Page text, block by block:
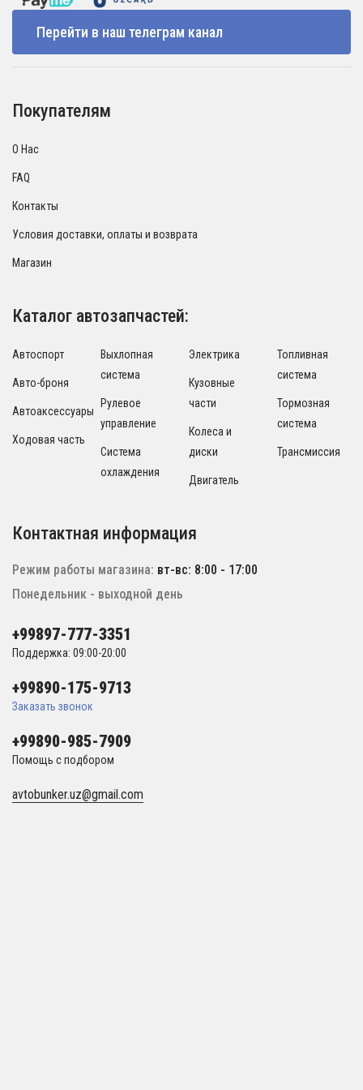
Перейти в наш телеграм канал
Покупателям
О Нас
FAQ
Контакты
Условия доставки, оплаты и возврата
Магазин
Каталог автозапчастей:
Автоспорт
Авто-броня
Автоаксессуары
Ходовая часть
Выхлопная
система
Рулевое
управление
Система
охлаждения
Электрика
Кузовные
части
Колеса и
диски
Двигатель
Топливная
система
Тормозная
система
Трансмиссия
Контактная информация
Режим работы магазина: вт-вс: 8:00 - 17:00
Понедельник - выходной день
+99897-777-3351
Поддержка: 09:00-20:00
+99890-175-9713
Заказать звонок
+99890-985-7909
Помощь с подбором
avtobunker.uz@gmail.com